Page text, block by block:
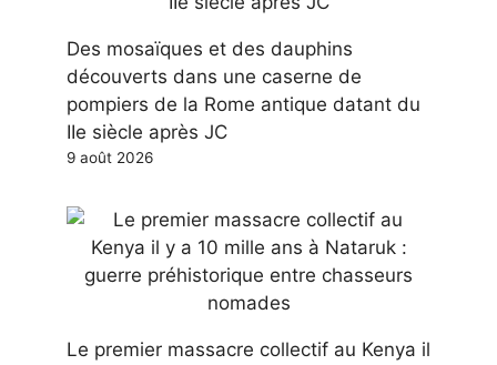
Des mosaïques et des dauphins
découverts dans une caserne de
pompiers de la Rome antique datant du
IIe siècle après JC
9 août 2026
Le premier massacre collectif au Kenya il